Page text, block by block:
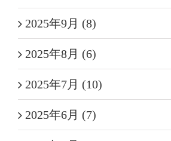
2025年9月 (8)
2025年8月 (6)
2025年7月 (10)
2025年6月 (7)